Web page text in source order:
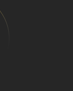
запас
складах в